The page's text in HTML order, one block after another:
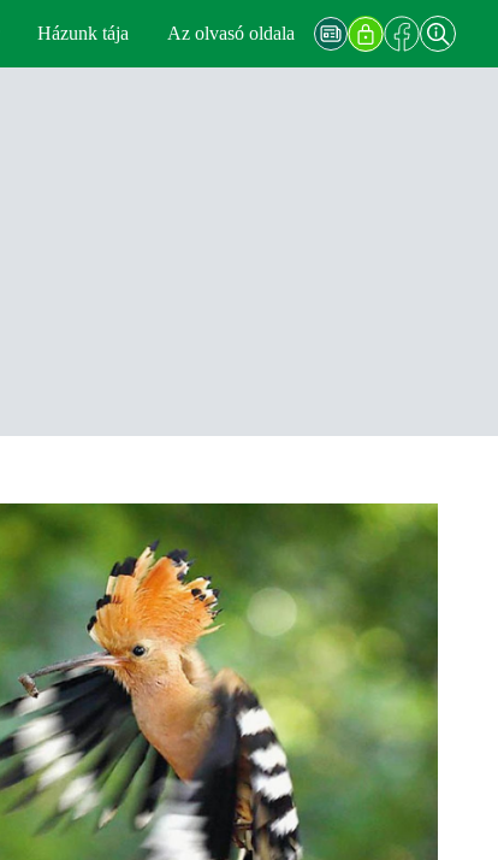
Házunk tája Az olvasó oldala